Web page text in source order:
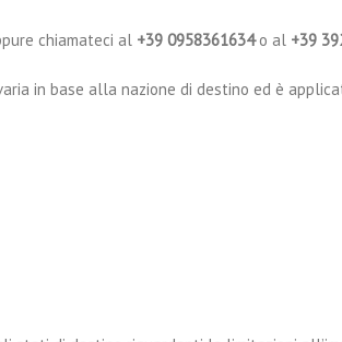
chiamateci al +39 0958361634o al +39
in base alla nazione di destino ed è